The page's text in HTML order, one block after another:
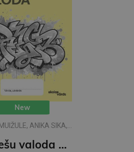
New
ANIKA SIKA,
Latviešu valoda 6.kl 1 DB Skolas vārds